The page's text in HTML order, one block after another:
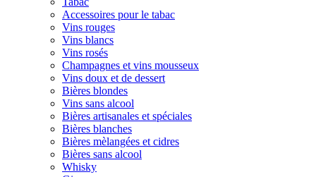
Accessoires pour le tabac
Vins rouges
Vins blancs
Vins rosés
Champagnes et vins mousseux
Vins doux et de dessert
Bières blondes
Vins sans alcool
Bières artisanales et spéciales
Bières blanches
Bières mèlangées et cidres
Bières sans alcool
Whisky